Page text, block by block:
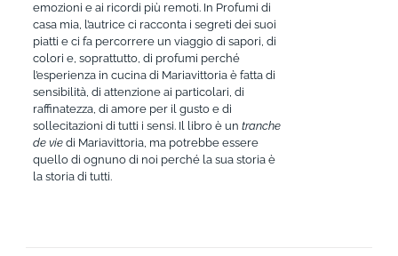
emozioni e ai ricordi più remoti. In Profumi di
casa mia, l’autrice ci racconta i segreti dei suoi
piatti e ci fa percorrere un viaggio di sapori, di
colori e, soprattutto, di profumi perché
l’esperienza in cucina di Mariavittoria è fatta di
sensibilità, di attenzione ai particolari, di
raffinatezza, di amore per il gusto e di
sollecitazioni di tutti i sensi. Il libro è un tranche
de vie di Mariavittoria, ma potrebbe essere
quello di ognuno di noi perché la sua storia è
la storia di tutti.